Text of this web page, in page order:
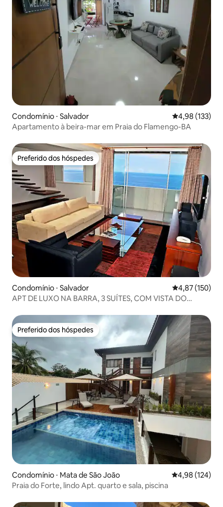
Condomínio ⋅ Salvador 4,98 de uma
4,98 (133)
Apartamento à beira-mar em Praia do Flamengo-BA
Preferido dos hóspedes
Preferido dos hóspedes
Condomínio ⋅ Salvador 4,87 de uma
4,87 (150)
APT DE LUXO NA BARRA, 3 SUÍTES, COM VISTA DO
Preferido dos hóspedes
Preferido dos hóspedes
Condomínio ⋅ Mata de São João 4,98 de uma
4,98 (124)
Praia do Forte, lindo Apt. quarto e sala, piscina